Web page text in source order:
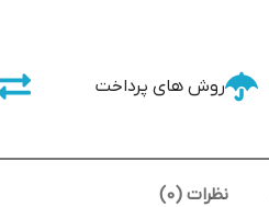
روش های پرداخت
نظرات (0)